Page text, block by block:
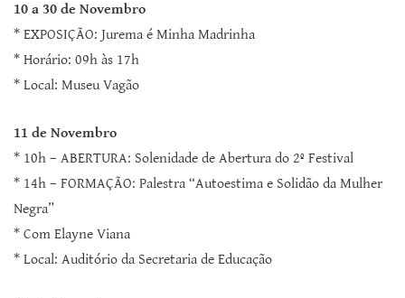
10 a 30 de Novembro
* EXPOSIÇÃO: Jurema é Minha Madrinha
* Horário: 09h às 17h
* Local: Museu Vagão
11 de Novembro
* 10h – ABERTURA: Solenidade de Abertura do 2º Festival
* 14h – FORMAÇÃO: Palestra “Autoestima e Solidão da Mulher
Negra”
* Com Elayne Viana
* Local: Auditório da Secretaria de Educação